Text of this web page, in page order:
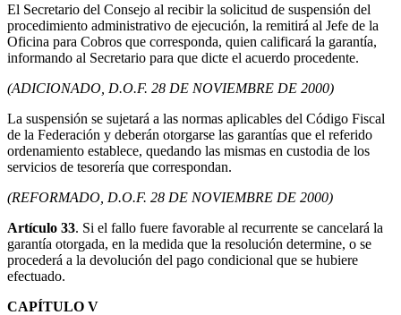
El Secretario del Consejo al recibir la solicitud de suspensión del
procedimiento administrativo de ejecución, la remitirá al Jefe de la
Oficina para Cobros que corresponda, quien calificará la garantía,
informando al Secretario para que dicte el acuerdo procedente.
(ADICIONADO, D.O.F. 28 DE NOVIEMBRE DE 2000)
La suspensión se sujetará a las normas aplicables del Código Fiscal
de la Federación y deberán otorgarse las garantías que el referido
ordenamiento establece, quedando las mismas en custodia de los
servicios de tesorería que correspondan.
(REFORMADO, D.O.F. 28 DE NOVIEMBRE DE 2000)
Artículo 33. Si el fallo fuere favorable al recurrente se cancelará la
garantía otorgada, en la medida que la resolución determine, o se
procederá a la devolución del pago condicional que se hubiere
efectuado.
CAPÍTULO V